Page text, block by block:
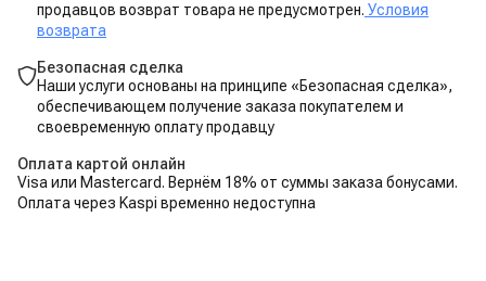
продавцов возврат товара не предусмотрен. Условия
возврата
Безопасная сделка
Наши услуги основаны на принципе «Безопасная сделка»,
обеспечивающем получение заказа покупателем и
своевременную оплату продавцу
Оплата картой онлайн
Visa или Mastercard. Вернём 18% от суммы заказа бонусами.
Оплата через Kaspi временно недоступна